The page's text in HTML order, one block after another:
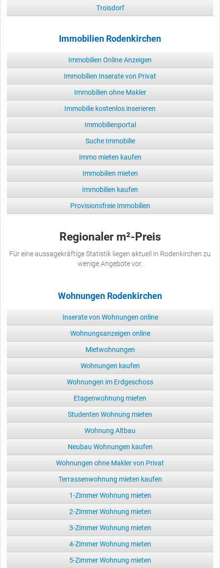
Troisdorf
Immobilien Rodenkirchen
Immobilien Online Anzeigen
Immobilien Inserate von Privat
Immobilien ohne Makler
Immobilie kostenlos inserieren
Immobilienportal
Suche Immobilie
Immo mieten kaufen
Immobilien mieten
Immobilien kaufen
Provisionsfreie Immobilien
Regionaler m²-Preis
Für eine aussagekräftige Statistik liegen aktuell in Rodenkirchen zu
wenige Angebote vor.
Wohnungen Rodenkirchen
Inserate von Wohnungen online
Wohnungsanzeigen online
Mietwohnungen
Wohnungen kaufen
Wohnungen im Erdgeschoss
Etagenwohnung mieten
Studenten Wohnung mieten
Wohnung Altbau
Neubau Wohnungen kaufen
Wohnungen ohne Makler von Privat
Terrassenwohnung mieten kaufen
1-Zimmer Wohnung mieten
2-Zimmer Wohnung mieten
3-Zimmer Wohnung mieten
4-Zimmer Wohnung mieten
5-Zimmer Wohnung mieten